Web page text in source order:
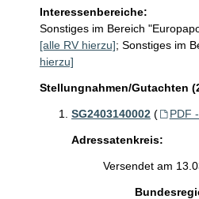
Interessenbereiche:
Sonstiges im Bereich
[alle RV hierzu]; Sonstiges im
hierzu]
Stellungnahmen/Gutachten
SG2403140002 ( PDF
Adressatenkreis:
Versendet am